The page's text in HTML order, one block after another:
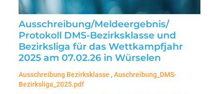
Ausschreibung/Meldeergebnis/
Protokoll DMS-Bezirksklasse und
Bezirksliga für das Wettkampfjahr
2025 am 07.02.26 in Würselen
Ausschreibung Bezirksklasse ,Auschreibung_DMS-
Bezirksliga_2025.pdf